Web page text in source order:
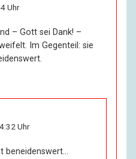
Uhr
– Gott sei Dank! –
Im Gegenteil: sie
Uhr
beneidenswert…